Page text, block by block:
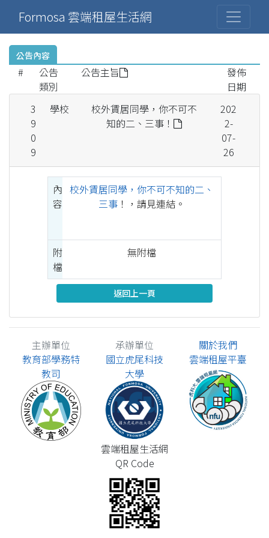
Formosa 雲端租屋生活網
公告內容
#
公告
類別
公告主旨
發佈
日期
3
9
0
9
學校
校外賃居同學，你不可不
知的二、三事！
202
2-
07-
26
內
容
校外賃居同學，你不可不知的二、
三事 ！，請見連結。
附
檔
無附檔
返回上一頁
主辦單位
教育部學務特
教司
承辦單位
國立虎尾科技
大學
關於我們
雲端租屋平臺
雲端租屋生活網
QR Code